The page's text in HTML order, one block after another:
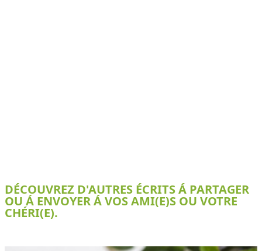
DÉCOUVREZ D'AUTRES ÉCRITS Á PARTAGER
OU Á ENVOYER Á VOS AMI(E)S OU VOTRE
CHÉRI(E).